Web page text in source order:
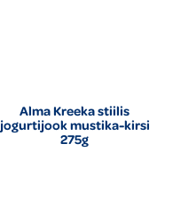
Alma Kreeka stiilis
jogurtijook mustika-kirsi
275g